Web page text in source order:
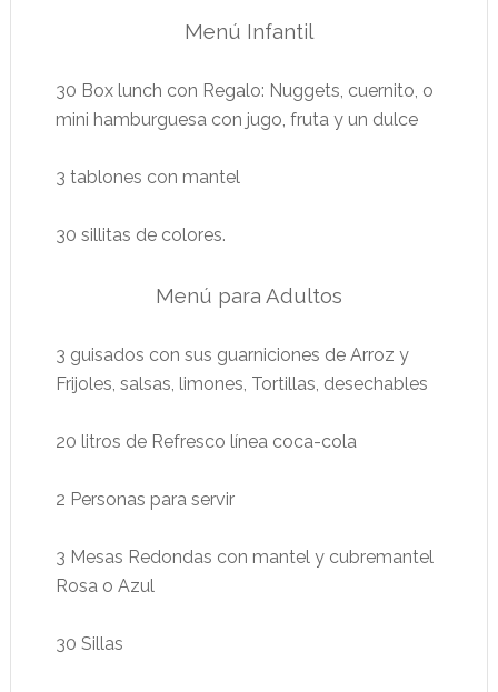
Menú Infantil
30 Box lunch con Regalo: Nuggets, cuernito, o
mini hamburguesa con jugo, fruta y un dulce
3 tablones con mantel
30 sillitas de colores.
Menú para Adultos
3 guisados con sus guarniciones de Arroz y
Frijoles, salsas, limones, Tortillas, desechables
20 litros de Refresco línea coca-cola
2 Personas para servir
3 Mesas Redondas con mantel y cubremantel
Rosa o Azul
30 Sillas